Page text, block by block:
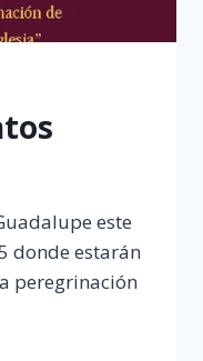
este
donde estarán
peregrinación